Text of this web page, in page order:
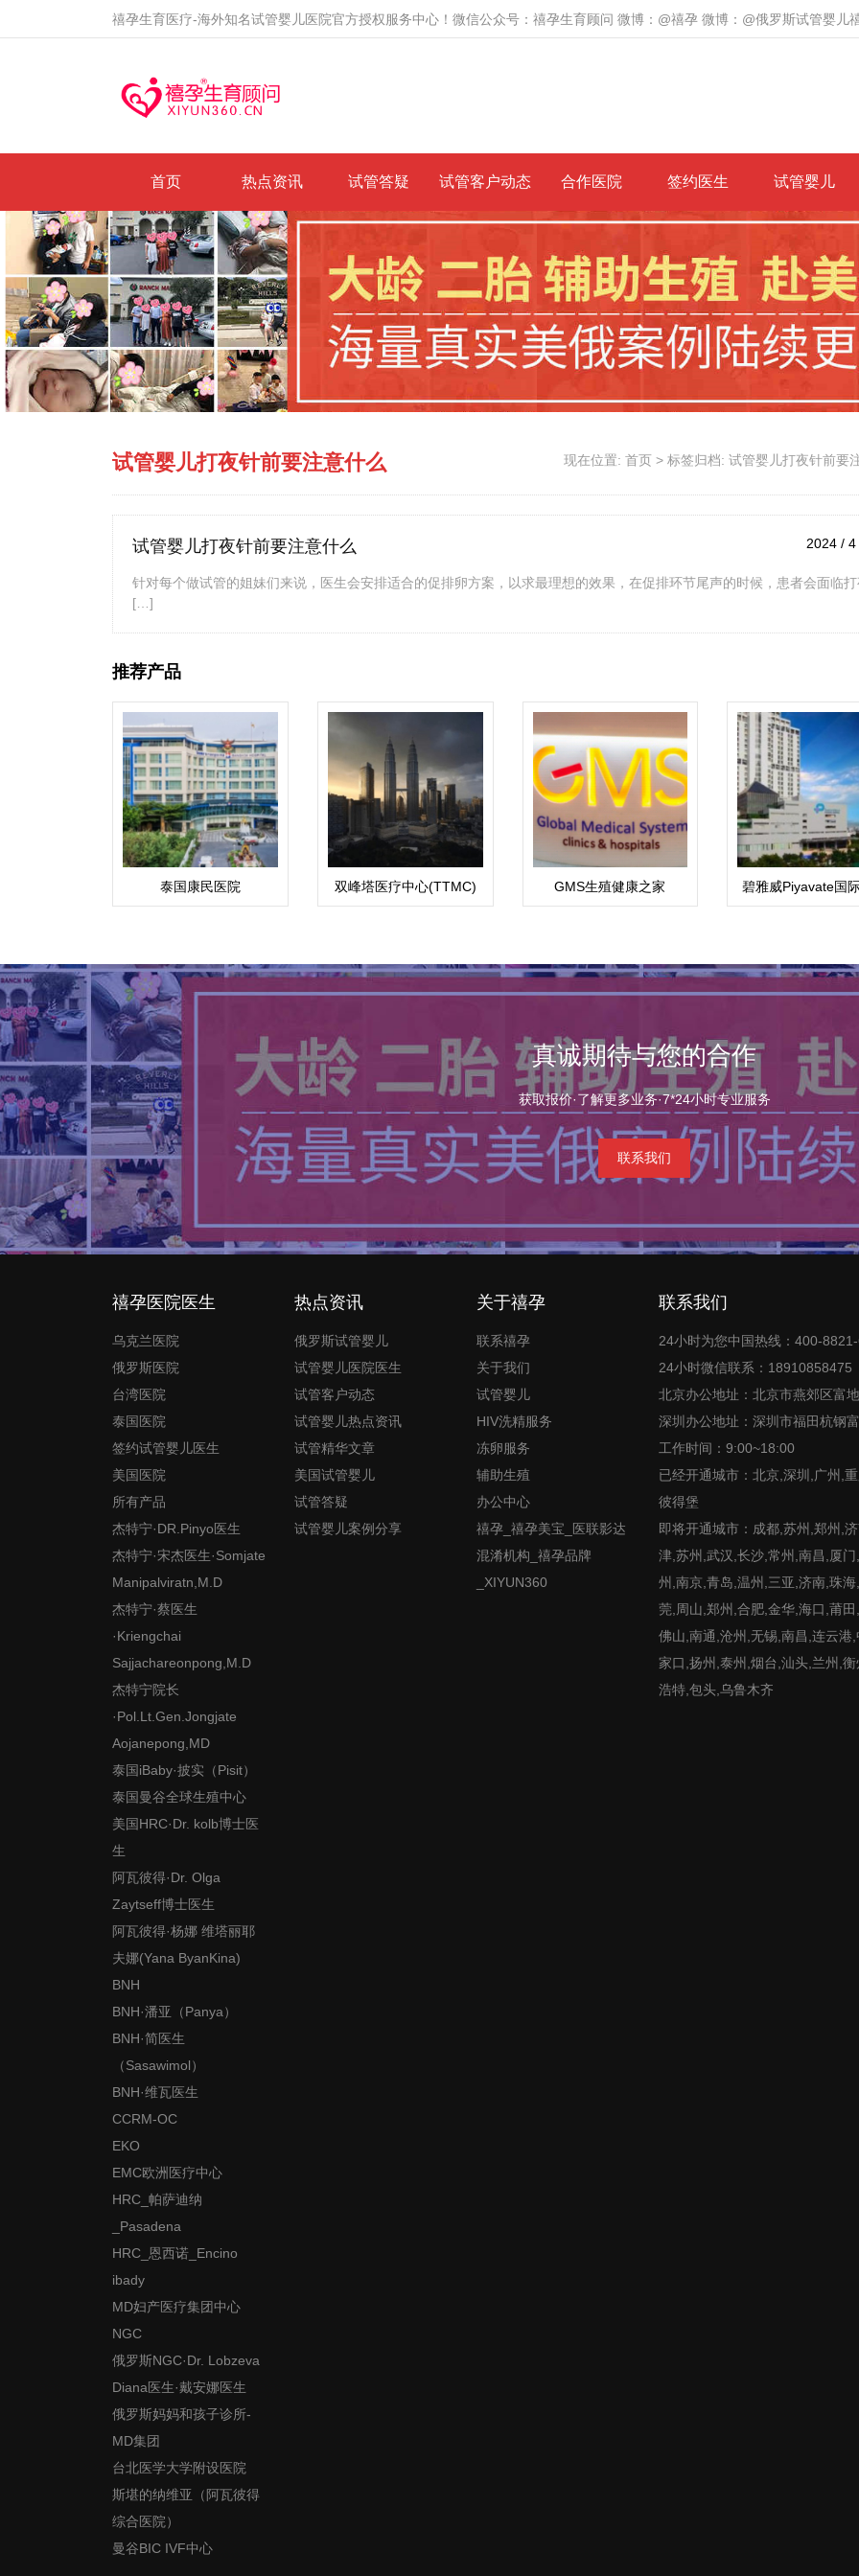
禧孕生育医疗-海外知名试管婴儿医院官方授权服务中心！微信公众号：禧孕生育顾问 微博：@禧孕 微博：@俄罗斯试管婴儿
首页 热点资讯 试管答疑 试管客户动态 合作医院 签约医生 试管婴儿
试管婴儿打夜针前要注意什么 现在位置: 首页 > 标签归档: 试管婴儿打夜针前要
试管婴儿打夜针前要注意什么 2024 /
针对每个做试管的姐妹们来说，医生会安排适合的促排卵方案，以求最理想的效果，在促排环节尾声的时候，患者会面临
[…]
推荐产品
泰国康民医院
(Bumrungrad)
双峰塔医疗中心(TTMC) GMS生殖健康之家 碧雅威Piyavate国
真诚期待与您的合作
获取报价·了解更多业务·7*24小时专业服务
联系我们
禧孕医院医生
乌克兰医院
俄罗斯医院
台湾医院
泰国医院
签约试管婴儿医生
美国医院
所有产品
杰特宁·DR.Pinyo医生
杰特宁·宋杰医生·Somjate
Manipalviratn,M.D
杰特宁·蔡医生
·Kriengchai
Sajjachareonpong,M.D
杰特宁院长
·Pol.Lt.Gen.Jongjate
Aojanepong,MD
泰国iBaby·披实（Pisit）
泰国曼谷全球生殖中心
美国HRC·Dr. kolb博士医
生
阿瓦彼得·Dr. Olga
Zaytseff博士医生
阿瓦彼得·杨娜 维塔丽耶
夫娜(Yana ByanKina)
BNH
BNH·潘亚（Panya）
BNH·简医生
（Sasawimol）
BNH·维瓦医生
CCRM-OC
EKO
EMC欧洲医疗中心
HRC_帕萨迪纳
_Pasadena
HRC_恩西诺_Encino
ibady
MD妇产医疗集团中心
NGC
俄罗斯NGC·Dr. Lobzeva
Diana医生·戴安娜医生
俄罗斯妈妈和孩子诊所-
MD集团
台北医学大学附设医院
斯堪的纳维亚（阿瓦彼得
综合医院）
曼谷BIC IVF中心
热点资讯
俄罗斯试管婴儿
试管婴儿医院医生
试管客户动态
试管婴儿热点资讯
试管精华文章
美国试管婴儿
试管答疑
试管婴儿案例分享
关于禧孕
联系禧孕
关于我们
试管婴儿
HIV洗精服务
冻卵服务
辅助生殖
办公中心
禧孕_禧孕美宝_医联影达
混淆机构_禧孕品牌
_XIYUN360
联系我们
24小时为您中国热线：400-
24小时微信联系：18910858475
北京办公地址：北京市燕郊区富
深圳办公地址：深圳市福田杭钢
工作时间：9:00~18:00
已经开通城市：北京,深圳,广州,
彼得堡
即将开通城市：成都,苏州,郑州,
津,苏州,武汉,长沙,常州,南昌,厦
州,南京,青岛,温州,三亚,济南,珠
莞,周山,郑州,合肥,金华,海口,莆
佛山,南通,沧州,无锡,南昌,连云港
家口,扬州,泰州,烟台,汕头,兰州,
浩特,包头,乌鲁木齐